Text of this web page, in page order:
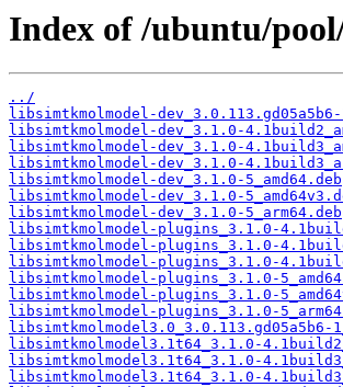
Index of /ubuntu/
../
libsimtkmolmodel-dev_3.0.113.gd05a5b6-
libsimtkmolmodel-dev_3.1.0-
libsimtkmolmodel-dev_3.1.0-
libsimtkmolmodel-dev_3.1.0-
libsimtkmolmodel-dev_3.1.0-5_amd64.deb
libsimtkmolmodel-dev_3.1.0-
libsimtkmolmodel-dev_3.1.0-5_arm64.deb
libsimtkmolmodel-plugins_3.1.0-
libsimtkmolmodel-plugins_3.1.0-
libsimtkmolmodel-plugins_3.1.0-
libsimtkmolmodel-plugins_3.1.0-
libsimtkmolmodel-plugins_3.1.0-
libsimtkmolmodel-plugins_3.1.0-
libsimtkmolmodel3.0_3.0.113.gd05a5b6-
libsimtkmolmodel3.1t64_3.1.0-
libsimtkmolmodel3.1t64_3.1.0-
libsimtkmolmodel3.1t64_3.1.0-